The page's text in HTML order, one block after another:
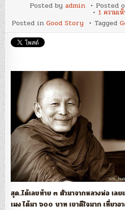
Posted by admin Posted
1 ความเ
Posted in Good Story Tagged
สุด..ได้เลขท้าย ๓ ตัวมาจากหลวงพ่อ เล
เผง ได้มา ๖๐๐ บาท เขาดีใจมาก เที่ยวอ